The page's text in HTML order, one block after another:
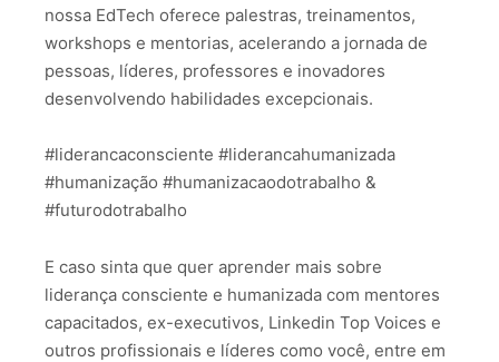
nossa EdTech oferece palestras, treinamentos,
workshops e mentorias, acelerando a jornada de
pessoas, líderes, professores e inovadores
desenvolvendo habilidades excepcionais.
#liderancaconsciente #liderancahumanizada
#humanização #humanizacaodotrabalho &
#futurodotrabalho
E caso sinta que quer aprender mais sobre
liderança consciente e humanizada com mentores
capacitados, ex-executivos, Linkedin Top Voices e
outros profissionais e líderes como você, entre em